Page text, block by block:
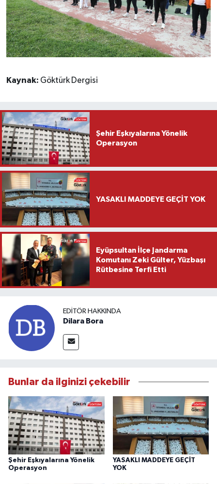
Kaynak: Göktürk Dergisi
Şehir Eşkıyalarına Yönelik
Operasyon
YASAKLI MADDEYE GEÇİT YOK
Eyüpsultan İlçe Jandarma
Komutanı Zeki Gülter, Yüzbaşı
Rütbesine Terfi Etti
EDITÖR HAKKINDA
Dilara Bora
Bunlar da ilginizi çekebilir
Şehir Eşkıyalarına Yönelik
Operasyon
YASAKLI MADDEYE GEÇİT
YOK